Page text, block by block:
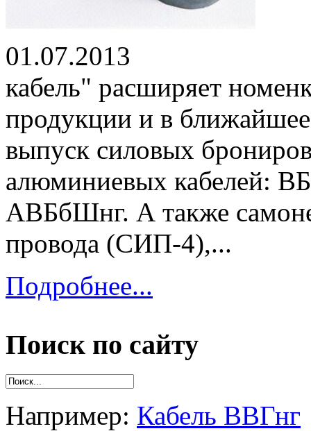
01.07.2013
кабель" расширяет
продукции и в
выпуск силовых
алюминиевых кабелей:
АВБбШнг. А также
провода (СИП-4),...
Подробнее...
Поиск по сайту
Например: Кабель ВВГнг